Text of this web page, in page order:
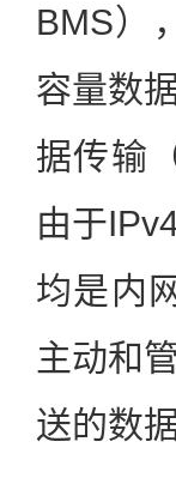
BMS）
容量数
据传输
由于
均是内
主动和
送的数据